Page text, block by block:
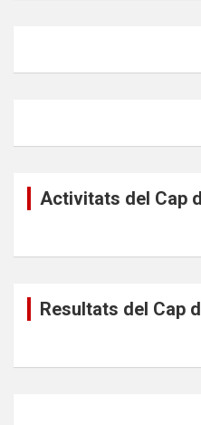
Activitats del Cap
Resultats del Cap